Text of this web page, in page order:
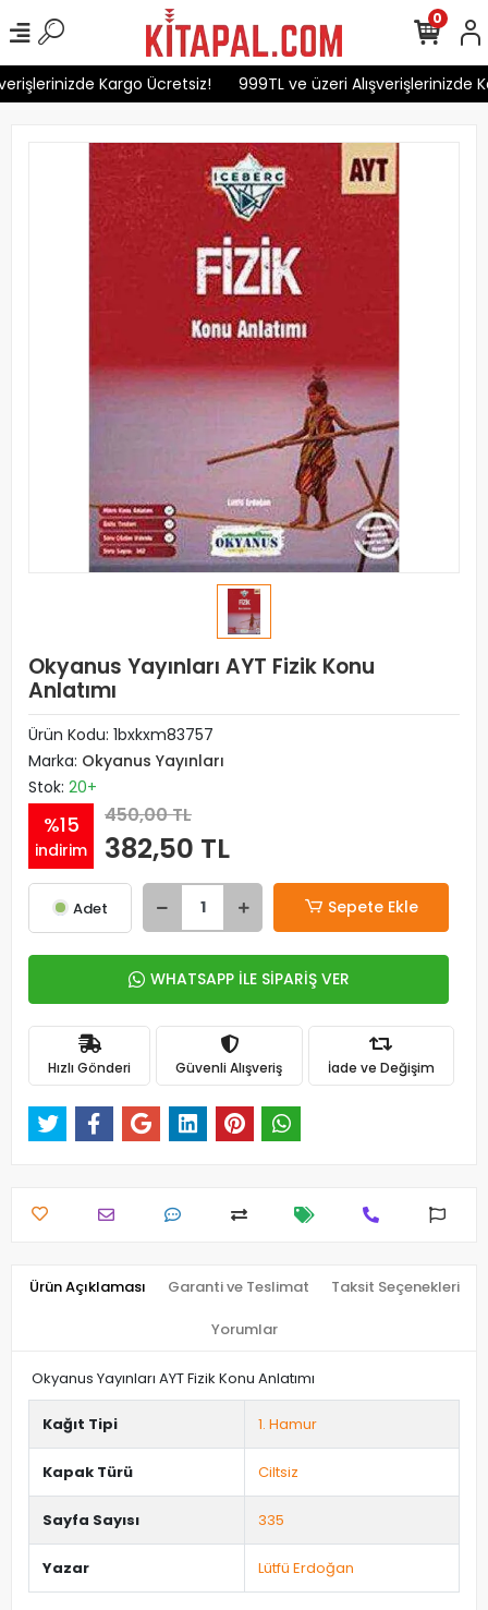
Kargo Ücretsiz! 999TL ve üzeri Alışverişlerinizde
0
Okyanus Yayınları AYT Fizik Konu
Anlatımı
Ürün Kodu: 1bxkxm83757
Marka: Okyanus Yayınları
Stok: 20+
%15
indirim
450,00 TL
382,50 TL
Adet Sepete Ekle
WHATSAPP İLE SİPARİŞ VER
Hızlı Gönderi Güvenli Alışveriş İade ve Değişim
Ürün Açıklaması Garanti ve Teslimat Taksit Seçenekleri
Yorumlar
Okyanus Yayınları AYT Fizik Konu Anlatımı
Kağıt Tipi 1. Hamur
Kapak Türü Ciltsiz
Sayfa Sayısı 335
Yazar Lütfü Erdoğan